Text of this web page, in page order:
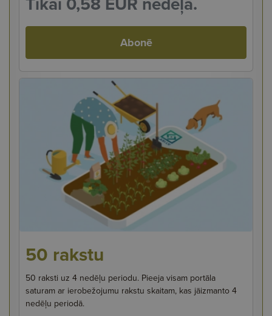
Abonē
50 rakstu
50 raksti uz 4 nedēļu periodu. Pieeja visam portāla
saturam ar ierobežojumu rakstu skaitam, kas jāizmanto 4
nedēļu periodā.